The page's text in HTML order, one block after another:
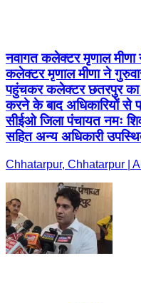
नवागत कलेक्टर मृणाल मीणा
कलेक्टर मृणाल मीणा ने
पहुंचकर कलेक्टर छतरपुर का
करने के बाद अधिकारियों से
सीईओ जिला पंचायत नमः
सहित अन्य अधिकारी
Chhatarpur, Chhatarpur |